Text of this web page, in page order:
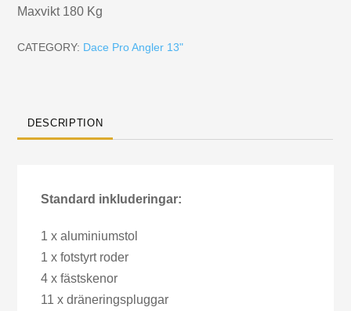
Maxvikt 180 Kg
CATEGORY: Dace Pro Angler 13"
DESCRIPTION
Standard inkluderingar:
1 x aluminiumstol
1 x fotstyrt roder
4 x fästskenor
11 x dräneringspluggar